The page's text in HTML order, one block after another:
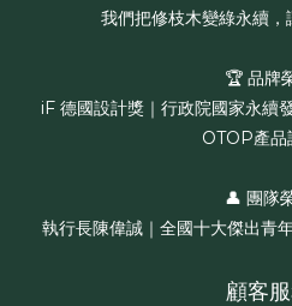
我們把修枝木變綠永續，
🏆 品牌
iF 德國設計獎｜行政院國家永續
OTOP產品
👤 團隊
執行長陳偉誠｜全國十大傑出青
顧客